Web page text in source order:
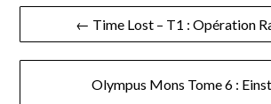
Navigation
de
← Time Lost – T1 : Opération
Olympus Mons Tome 6 :